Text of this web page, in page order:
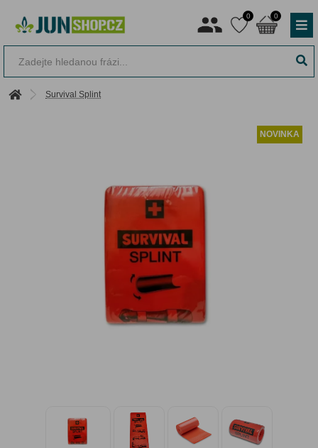
0 0
Survival Splint
NOVINKA